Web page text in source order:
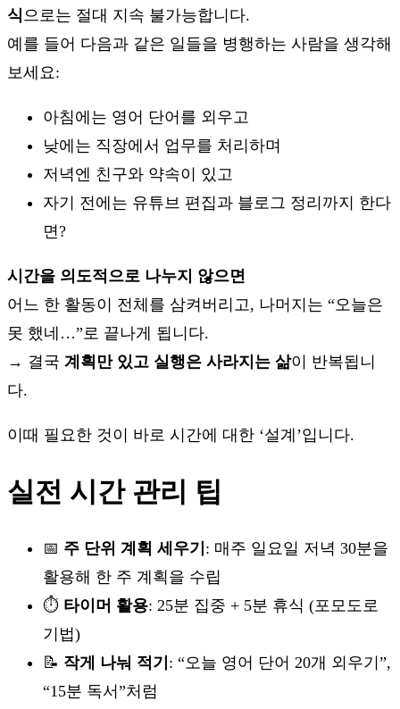
식으로는 절대 지속 불가능합니다.
예를 들어 다음과 같은 일들을 병행하는 사람을 생각해
보세요:
아침에는 영어 단어를 외우고
낮에는 직장에서 업무를 처리하며
저녁엔 친구와 약속이 있고
자기 전에는 유튜브 편집과 블로그 정리까지 한다
면?
시간을 의도적으로 나누지 않으면
어느 한 활동이 전체를 삼켜버리고, 나머지는 “오늘은
못 했네…”로 끝나게 됩니다.
→ 결국 계획만 있고 실행은 사라지는 삶이 반복됩니
다.
이때 필요한 것이 바로 시간에 대한 ‘설계’입니다.
실전 시간 관리 팁
📅 주 단위 계획 세우기 : 매주 일요일 저녁 30분을
활용해 한 주 계획을 수립
⏱ 타이머 활용: 25분 집중 + 5분 휴식 (포모도로
기법)
📝 작게 나눠 적기 : “오늘 영어 단어 20개 외우기”,
“15분 독서”처럼